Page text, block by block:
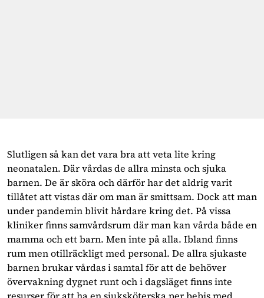
Slutligen så kan det vara bra att veta lite kring
neonatalen. Där vårdas de allra minsta och sjuka
barnen. De är sköra och därför har det aldrig varit
tillåtet att vistas där om man är smittsam. Dock att man
under pandemin blivit hårdare kring det. På vissa
kliniker finns samvårdsrum där man kan vårda både en
mamma och ett barn. Men inte på alla. Ibland finns
rum men otillräckligt med personal. De allra sjukaste
barnen brukar vårdas i samtal för att de behöver
övervakning dygnet runt och i dagsläget finns inte